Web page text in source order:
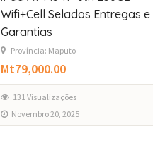
Wifi+Cell Selados Entregas e
Garantias
Província: Maputo
Mt79,000.00
131 Visualizações
Novembro 20, 2025